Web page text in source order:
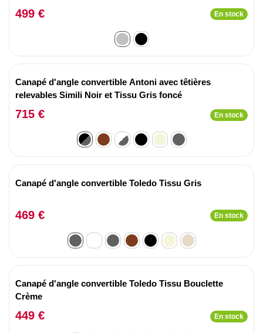
499 € En stock
Canapé d'angle convertible Antoni avec têtières
relevables Simili Noir et Tissu Gris foncé
715 € En stock
Canapé d'angle convertible Toledo Tissu Gris
469 € En stock
Canapé d'angle convertible Toledo Tissu Bouclette
Crème
449 € En stock